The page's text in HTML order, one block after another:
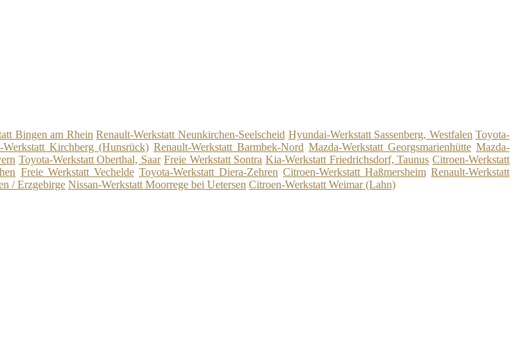
Bingen am Rhein Renault-Werkstatt Neunkirchen-Seelscheid Hyundai-Werkstatt Sassenberg, Westfalen Toyota-
Werkstatt Kirchberg (Hunsrück) Renault-Werkstatt Barmbek-Nord Mazda-Werkstatt Georgsmarienhütte Mazda-
Toyota-Werkstatt Oberthal, Saar Freie Werkstatt Sontra Kia-Werkstatt Friedrichsdorf, Taunus Citroen-Werkstatt
Freie Werkstatt Vechelde Toyota-Werkstatt Diera-Zehren Citroen-Werkstatt Haßmersheim Renault-Werkstatt
/ Erzgebirge Nissan-Werkstatt Moorrege bei Uetersen Citroen-Werkstatt Weimar (Lahn)